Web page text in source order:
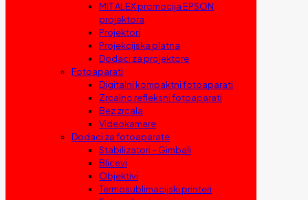
MIT ALEX promocija EPSON
projektora
Projektori
Projekcijska platna
Dodaci za projektore
Fotoaparati
Digitalni kompaktni fotoaparati
Zrcalno refleksni fotoaparati
Bez zrcala
Videokamere
Dodaci za fotoaparate
Stabilizatori – Gimbali
Blicevi
Objektivi
Termosublimacijski printeri